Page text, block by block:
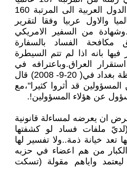
والاسوأ في الفساد بين الدول العربية الى المرتبة 160
والاول عربيا وفقا لتقرير
من السفير الامريكي
الفساد بالسفارة
فيها بانه اذا لم تتم السيطرة
العراق.وباعترافه في
كلمته امام مجلس محافظة بغداد في( 20-9- 2008) قال
قد أثروا كثيرا"،مع
عن هؤلاء المسؤولين!.
ان يعرضه لمساءلة قانونية
ملفات فساد لو كشفتها
تعد خيانة ذمة..ولا تفسير لها
من هم اعضاء في حزبه
واياهم مقولة (تسكت